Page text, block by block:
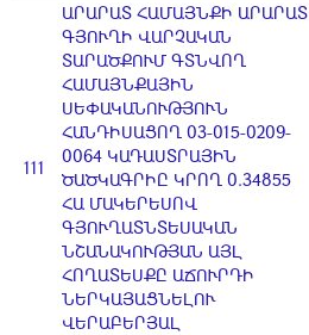
111
ԱՐԱՐԱՏ ՀԱՄԱՅՆՔԻ ԱՐԱՐԱՏ
ԳՅՈՒՂԻ ՎԱՐՉԱԿԱՆ
ՏԱՐԱԾՔՈՒՄ ԳՏՆՎՈՂ
ՀԱՄԱՅՆՔԱՅԻՆ
ՍԵՓԱԿԱՆՈՒԹՅՈՒՆ
ՀԱՆԴԻՍԱՑՈՂ 03-015-0209-
0064 ԿԱԴԱՍՏՐԱՅԻՆ
ԾԱԾԿԱԳՐԻԸ ԿՐՈՂ 0.34855
ՀԱ ՄԱԿԵՐԵՍՈՎ
ԳՅՈՒՂԱՏՆՏԵՍԱԿԱՆ
ՆՇԱՆԱԿՈՒԹՅԱՆ ԱՅԼ
ՀՈՂԱՏԵՍՔԸ ԱՃՈՒՐԴԻ
ՆԵՐԿԱՅԱՑՆԵԼՈՒ
ՎԵՐԱԲԵՐՅԱԼ